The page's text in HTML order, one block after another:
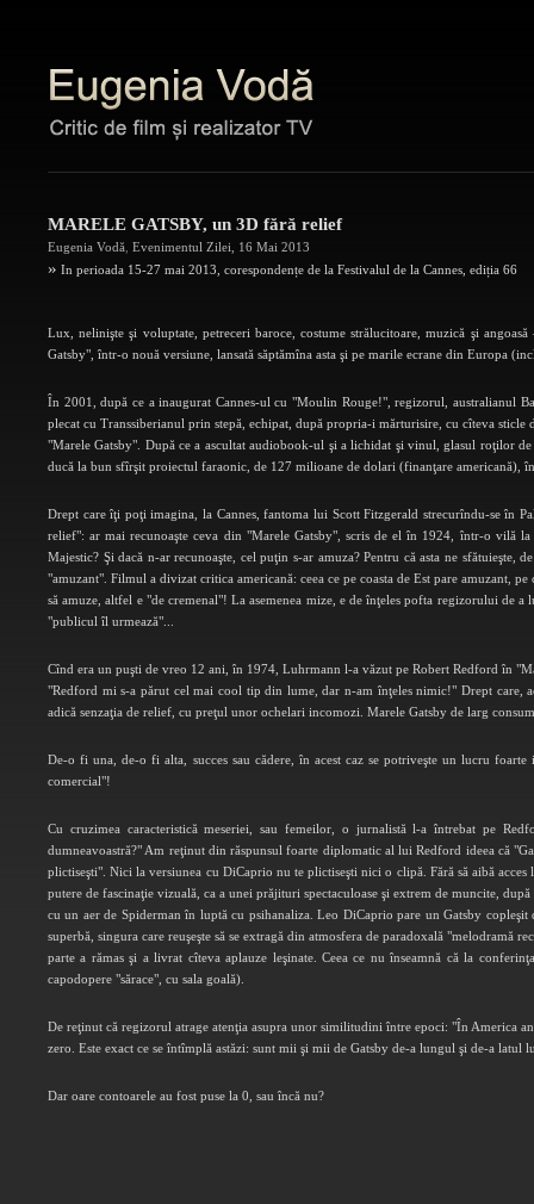
MARELE GATSBY, un 3D fără relief
Eugenia Vodă Evenimentul Zilei 16 Mai 2013
» In perioada 15-27 mai 2013, corespondențe de la Festivalul de la Cannes, ediția 66
Lux, nelinişte şi voluptate, petreceri baroce, costume strălucitoare, muzică şi
Gatsby", într-o nouă versiune, lansată săptămîna asta şi pe marile ecrane din Europa
În 2001, după ce a inaugurat Cannes-ul cu "Moulin Rouge!", regizorul, australianul
plecat cu Transsiberianul prin stepă, echipat, după propria-i mărturisire, cu cîteva
"Marele Gatsby". După ce a ascultat audiobook-ul şi a lichidat şi vinul, glasul roţilor
ducă la bun sfîrşit proiectul faraonic, de 127 milioane de dolari (finanţare
Drept care îţi poţi imagina, la Cannes, fantoma lui Scott Fitzgerald strecurîndu-se în
relief": ar mai recunoaşte ceva din "Marele Gatsby", scris de el în 1924, într-o vilă
Majestic? Şi dacă n-ar recunoaşte, cel puţin s-ar amuza? Pentru că asta ne
"amuzant". Filmul a divizat critica americană: ceea ce pe coasta de Est pare amuzant,
să amuze, altfel e "de cremenal"! La asemenea mize, e de înţeles pofta regizorului de
"publicul îl urmează"...
Cînd era un puşti de vreo 12 ani, în 1974, Luhrmann l-a văzut pe Robert Redford în
"Redford mi s-a părut cel mai cool tip din lume, dar n-am înţeles nimic!" Drept care,
adică senzaţia de relief, cu preţul unor ochelari incomozi. Marele Gatsby de larg
De-o fi una, de-o fi alta, succes sau cădere, în acest caz se potriveşte un lucru
comercial"!
Cu cruzimea caracteristică meseriei, sau femeilor, o jurnalistă l-a întrebat pe
dumneavoastră?" Am reţinut din răspunsul foarte diplomatic al lui Redford ideea că
plictiseşti". Nici la versiunea cu DiCaprio nu te plictiseşti nici o clipă. Fără să aibă
putere de fascinaţie vizuală, ca a unei prăjituri spectaculoase şi extrem de muncite,
cu un aer de Spiderman în luptă cu psihanaliza. Leo DiCaprio pare un Gatsby
superbă, singura care reuşeşte să se extragă din atmosfera de paradoxală
parte a rămas şi a livrat cîteva aplauze leşinate. Ceea ce nu înseamnă că la
capodopere "sărace", cu sala goală).
De reţinut că regizorul atrage atenţia asupra unor similitudini între epoci: "În America
zero. Este exact ce se întîmplă astăzi: sunt mii şi mii de Gatsby de-a lungul şi de-a latul
Dar oare contoarele au fost puse la 0, sau încă nu?